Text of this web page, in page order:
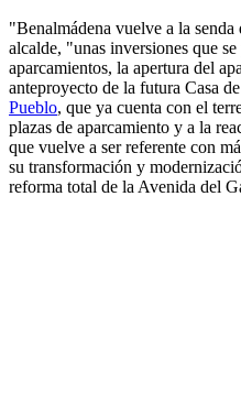
"Benalmádena vuelve a la
alcalde, "unas inversiones que
aparcamientos, la apertura del
anteproyecto de la futura Casa
Pueblo, que ya cuenta con el
plazas de aparcamiento y a la
que vuelve a ser referente con
su transformación y
reforma total de la Avenida del